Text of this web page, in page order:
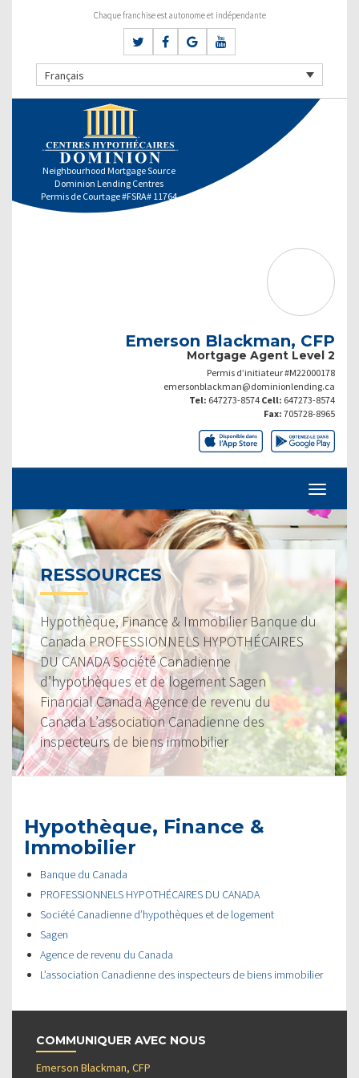
Chaque franchise est autonome et indépendante
Français
Neighbourhood Mortgage Source
Dominion Lending Centres
Permis de Courtage #FSRA# 11764
Emerson Blackman, CFP
Mortgage Agent Level 2
Permis d’initiateur #M22000178
emersonblackman@dominionlending.ca
Tel: 647273-8574 Cell: 647273-8574
Fax: 705728-8965
RESSOURCES
Hypothèque, Finance & Immobilier Banque du
Canada PROFESSIONNELS HYPOTHÉCAIRES
DU CANADA Société Canadienne
d’hypothèques et de logement Sagen
Financial Canada Agence de revenu du
Canada L’association Canadienne des
inspecteurs de biens immobilier
Hypothèque, Finance &
Immobilier
Banque du Canada
PROFESSIONNELS HYPOTHÉCAIRES DU CANADA
Société Canadienne d’hypothèques et de logement
Sagen
Agence de revenu du Canada
L’association Canadienne des inspecteurs de biens immobilier
COMMUNIQUER AVEC NOUS
Emerson Blackman, CFP